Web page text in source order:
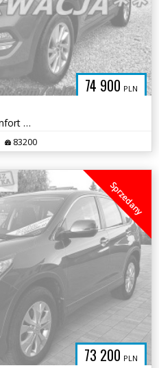
74 900 PLN
Hyundai Tucson 1.6 T-GDi Comfort 2WD
83200
73 200 PLN
Sprzedany